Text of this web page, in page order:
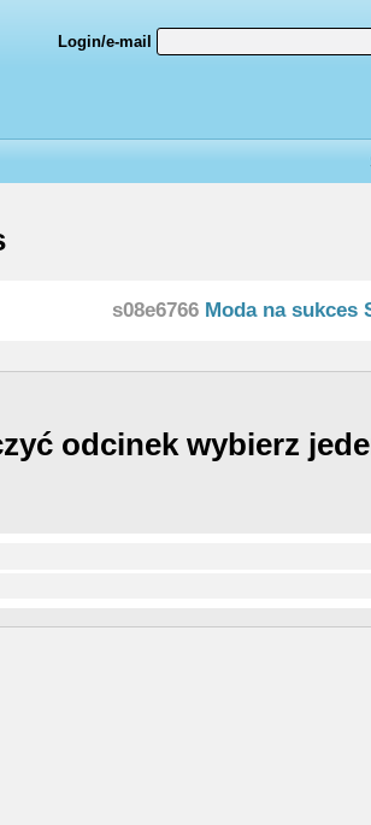
Login/e-mail
s08e6766 Moda na sukces
odcinek wybierz